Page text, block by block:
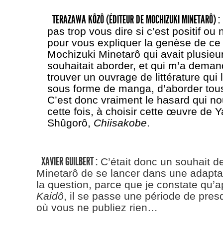
TERAZAWA KÔZÔ (ÉDITEUR DE MOCHIZUKI MINETARÔ) :
pas trop vous dire si c’est positif ou
pour vous expliquer la genèse de ce
Mochizuki Minetarô qui avait
souhaitait aborder, et qui m’a
trouver un ouvrage de littérature qui
sous forme de manga, d’aborder
C’est donc vraiment le hasard qui
cette fois, à choisir cette œuvre de
Shûgorô, Chiisakobe.
XAVIER GUILBERT :C’était donc un souhait
Minetarô de se lancer dans une
la question, parce que je constate
Kaidô, il se passe une période de
où vous ne publiez rien…